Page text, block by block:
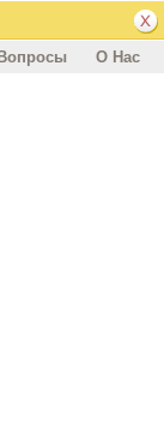
О Нас